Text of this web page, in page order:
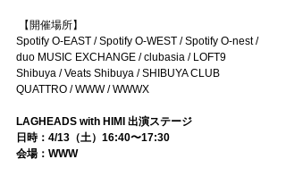
【開催場所】
Spotify O-EAST / Spotify O-WEST / Spotify O-nest /
duo MUSIC EXCHANGE / clubasia / LOFT9
Shibuya / Veats Shibuya / SHIBUYA CLUB
QUATTRO / WWW / WWWX
LAGHEADS with HIMI 出演ステージ
日時：4/13（土）16:40〜17:30
会場：WWW